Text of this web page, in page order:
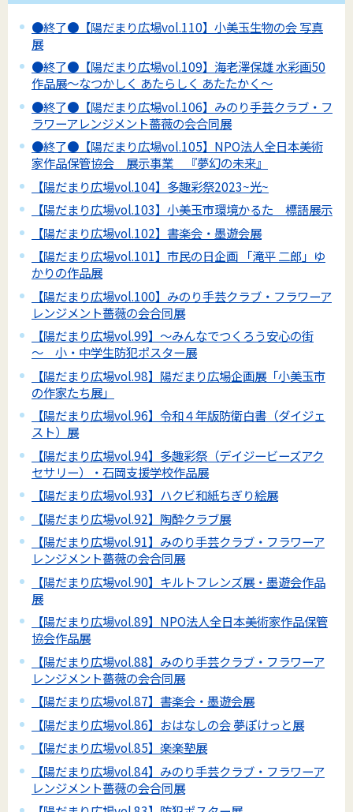
●終了●【陽だまり広場vol.110】小美玉生物の会 写真
展
●終了●【陽だまり広場vol.109】海老澤保雄 水彩画50
作品展～なつかしく あたらしく あたたかく～
●終了●【陽だまり広場vol.106】みのり手芸クラブ・フ
ラワーアレンジメント薔薇の会合同展
●終了●【陽だまり広場vol.105】NPO法人全日本美術
家作品保管協会 展示事業 『夢幻の未来』
【陽だまり広場vol.104】多趣彩祭2023~光~
【陽だまり広場vol.103】小美玉市環境かるた 標語展示
【陽だまり広場vol.102】書楽会・墨遊会展
【陽だまり広場vol.101】市民の日企画 「滝平 二郎」ゆ
かりの作品展
【陽だまり広場vol.100】みのり手芸クラブ・フラワーア
レンジメント薔薇の会合同展
【陽だまり広場vol.99】～みんなでつくろう安心の街
～ 小・中学生防犯ポスター展
【陽だまり広場vol.98】陽だまり広場企画展「小美玉市
の作家たち展」
【陽だまり広場vol.96】令和４年版防衛白書（ダイジェ
スト）展
【陽だまり広場vol.94】多趣彩祭（デイジービーズアク
セサリー）・石岡支援学校作品展
【陽だまり広場vol.93】ハクビ和紙ちぎり絵展
【陽だまり広場vol.92】陶酔クラブ展
【陽だまり広場vol.91】みのり手芸クラブ・フラワーア
レンジメント薔薇の会合同展
【陽だまり広場vol.90】キルトフレンズ展・墨遊会作品
展
【陽だまり広場vol.89】NPO法人全日本美術家作品保管
協会作品展
【陽だまり広場vol.88】みのり手芸クラブ・フラワーア
レンジメント薔薇の会合同展
【陽だまり広場vol.87】書楽会・墨遊会展
【陽だまり広場vol.86】おはなしの会 夢ぽけっと展
【陽だまり広場vol.85】楽楽塾展
【陽だまり広場vol.84】みのり手芸クラブ・フラワーア
レンジメント薔薇の会合同展